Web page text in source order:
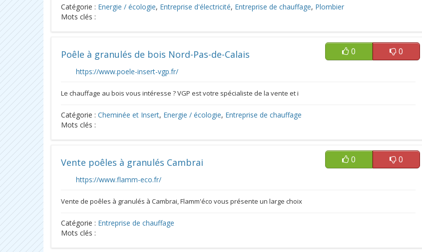
Catégorie : Energie / écologie, Entreprise d'électricité, Entreprise de chauffage, Plombier
Mots clés :
0 0
Poêle à granulés de bois Nord-Pas-de-Calais
https://www.poele-insert-vgp.fr/
Le chauffage au bois vous intéresse ? VGP est votre spécialiste de la vente et i
Catégorie : Cheminée et Insert, Energie / écologie, Entreprise de chauffage
Mots clés :
0 0
Vente poêles à granulés Cambrai
https://www.flamm-eco.fr/
Vente de poêles à granulés à Cambrai, Flamm'éco vous présente un large choix
Catégorie : Entreprise de chauffage
Mots clés :